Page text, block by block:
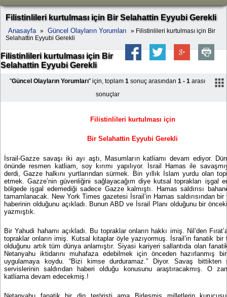
Filistinlileri kurtulması için Bir Selahattin Eyyubi Gerekli
Anasayfa » Güncel Olayların Yorumları
» Filistinlileri kurtulması için Bir
Selahattin Eyyubi Gerekli
Filistinlileri kurtulması için Bir
Selahattin Eyyubi Gerekli
"Güncel Olayların Yorumları" için, toplam 1 sonuç arasından 1 - 1 arası
sonuçlar
Filistinlileri kurtulması için
Bir Selahattin Eyyubi Gerekli
İsrail-Gazze savaşı iki ayı aştı, Masumların katliamı devam ediyor.
önünde resmen katliam, soy kırımı yapılıyor. İsrail Hamas ile
derdi, Gazze halkını yurtlarından sürmek. Bin yıllık İslam yurdu olan
etmek. Gazze’nin güvenliğini sağlayacağım diye kutsal toprakları işgal
bölgede işgal edemediği sadece Gazze kalmıştı. Hamas saldırısı
tamamlanacak. New York Times gazetesi İsrail’in Hamas saldırısından bir
haberinin olduğunu açıkladı. Bunun ABD ve İsrail Planı olduğunu bir
yazmıştık.
Bir Yahudi hahamı açıkladı. Bu topraklar onların hakkı imiş. Nil’den
topraklar onların imiş. Kutsal kitaplar öyle yazıyormuş. İsrail’in fanatik bir
olduğunu artık tüm dünya anlamıştır. Siyasi kariyeri sallantıda olan
Netanyahu iktidarını muhafaza edebilmek için önceden hazırlanmış
uygulamaya koydu. “Bizi kimse durduramaz.” Diyor. Savaş bittikten
servislerinin saldırıdan haberi olduğu konusunu araştıracakmış. O
katliama devam edecekmiş.!